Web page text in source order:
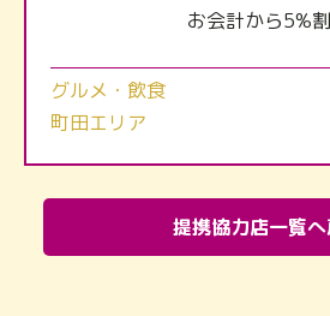
お会計から5%
グルメ・飲食
町田エリア
提携協力店一覧